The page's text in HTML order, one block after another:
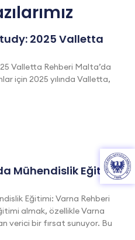
2025 Valletta
Valletta Rehberi Malta’da
için 2025 yılında Valletta,
Mühendislik Eğitimi:
Eğitimi: Varna Rehberi
almak, özellikle Varna
verici bir fırsat sunuyor. Bu